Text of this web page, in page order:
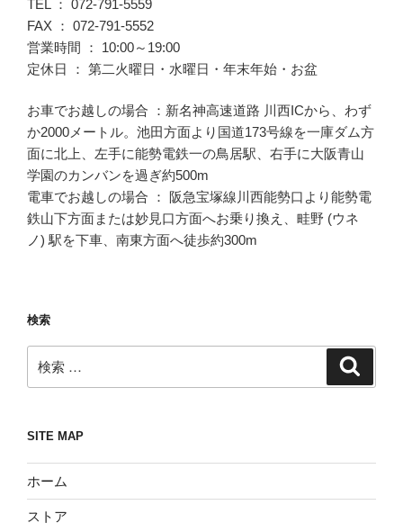
TEL ： 072-791-5559
FAX ： 072-791-5552
営業時間 ： 10:00～19:00
定休日 ： 第二火曜日・水曜日・年末年始・お盆
お車でお越しの場合 ：新名神高速道路 川西ICから、わず
か2000メートル。池田方面より国道173号線を一庫ダム方
面に北上、左手に能勢電鉄一の鳥居駅、右手に大阪青山
学園のカンバンを過ぎ約500m
電車でお越しの場合 ： 阪急宝塚線川西能勢口より能勢電
鉄山下方面または妙見口方面へお乗り換え、畦野 (ウネ
ノ) 駅を下車、南東方面へ徒歩約300m
検索
索:
SITE MAP
ホーム
ストア